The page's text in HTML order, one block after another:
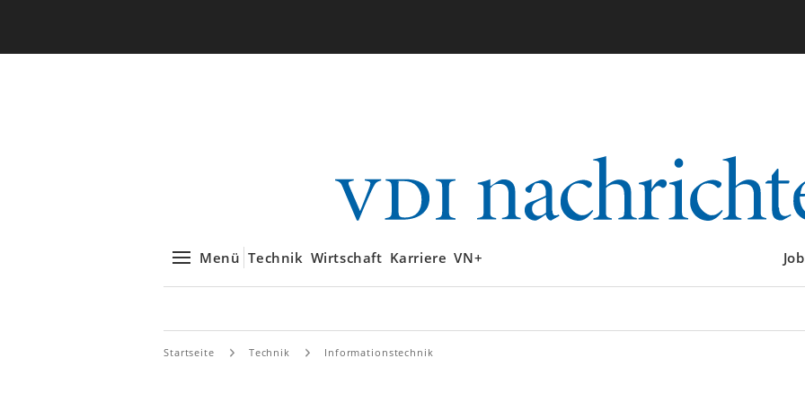
Menü Technik Wirtschaft Karriere VN+
Startseite Technik Informationstechnik